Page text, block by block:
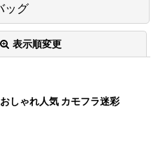
ッグ
表示順変更
しゃれ人気 カモフラ迷彩